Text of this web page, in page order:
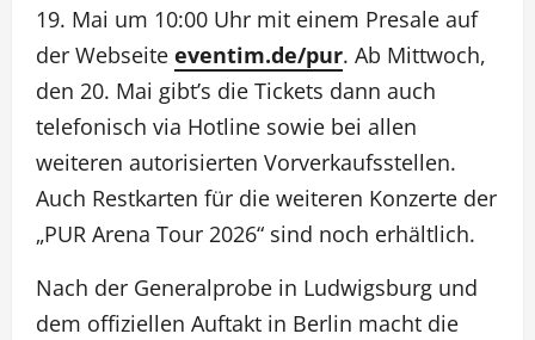
19. Mai um 10:00 Uhr mit einem Presale auf
der Webseite eventim.de/pur. Ab Mittwoch,
den 20. Mai gibt’s die Tickets dann auch
telefonisch via Hotline sowie bei allen
weiteren autorisierten Vorverkaufsstellen.
Auch Restkarten für die weiteren Konzerte der
„PUR Arena Tour 2026“ sind noch erhältlich.
Nach der Generalprobe in Ludwigsburg und
dem offiziellen Auftakt in Berlin macht die